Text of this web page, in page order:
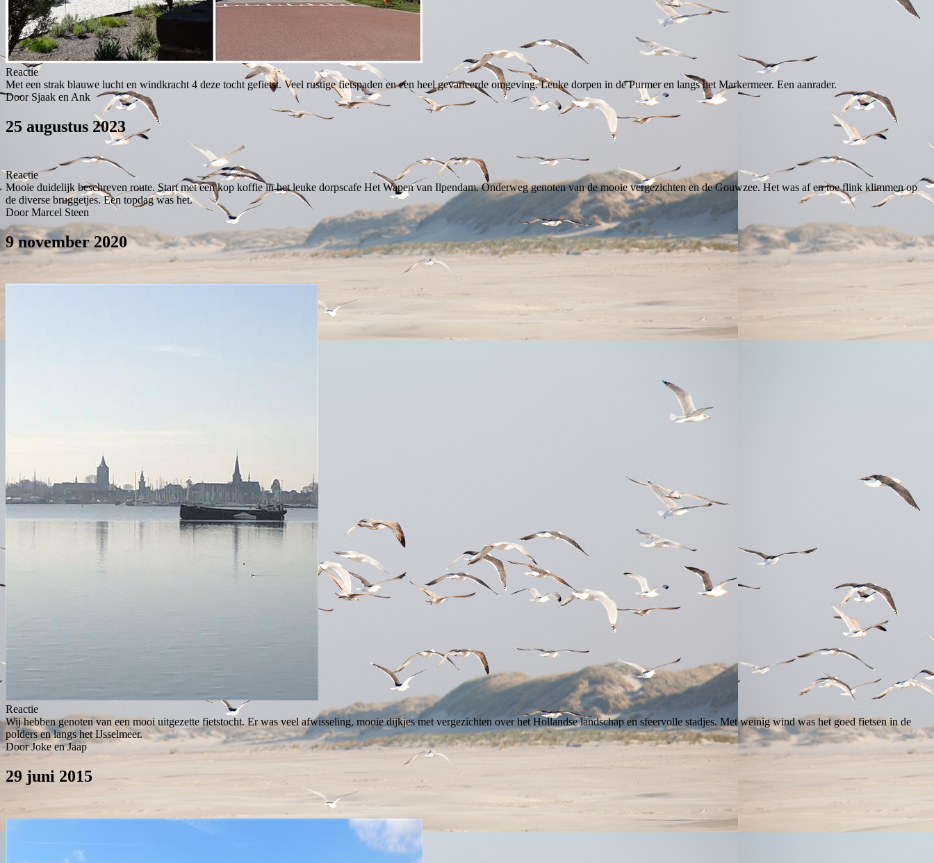
Reactie
Met een strak blauwe lucht en windkracht 4 deze tocht gefietst. Veel rustige fietspaden en een heel gevarieerde omgeving. Leuke dorpen in de Purmer en langs het Markermeer. Een aanrader.
Door Sjaak en Ank
25 augustus 2023
Reactie
Mooie duidelijk beschreven route. Start met een kop koffie in het leuke dorpscafe Het Wapen van Ilpendam. Onderweg genoten van de mooie vergezichten en de Gouwzee. Het was af en toe flink klimmen op
de diverse bruggetjes. Een topdag was het.
Door Marcel Steen
9 november 2020
Reactie
Wij hebben genoten van een mooi uitgezette fietstocht. Er was veel afwisseling, mooie dijkjes met vergezichten over het Hollandse landschap en sfeervolle stadjes. Met weinig wind was het goed fietsen in de
polders en langs het IJsselmeer.
Door Joke en Jaap
29 juni 2015